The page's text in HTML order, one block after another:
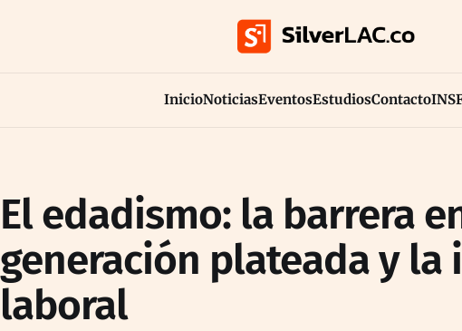
InicioNoticiasEventosEstudiosContactoINS
El edadismo: la barrera
generación plateada y la
laboral